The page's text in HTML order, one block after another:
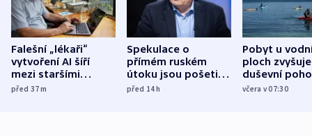
Falešní „lékaři“
vytvoření AI šíří
mezi staršími
Poláky nebezpečné
před 37m
Spekulace o
přímém ruském
útoku jsou pošetilé,
míní estonský
před 14h
Pobyt u
ploch zvyšuje
duševní
ukázala
včera v 07:30